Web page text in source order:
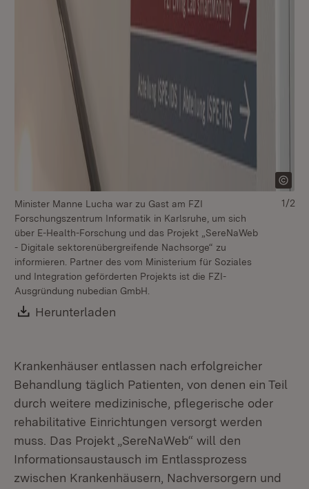
Minister Manne Lucha war zu Gast am FZI
Forschungszentrum Informatik in Karlsruhe, um sich
über E-Health-Forschung und das Projekt „SereNaWeb
- Digitale sektorenübergreifende Nachsorge“ zu
informieren. Partner des vom Ministerium für Soziales
und Integration geförderten Projekts ist die FZI-
Ausgründung nubedian GmbH.
Download:
Herunterladen
1/2
Krankenhäuser entlassen nach erfolgreicher
Behandlung täglich Patienten, von denen ein Teil
durch weitere medizinische, pflegerische oder
rehabilitative Einrichtungen versorgt werden
muss. Das Projekt „SereNaWeb“ will den
Informationsaustausch im Entlassprozess
zwischen Krankenhäusern, Nachversorgern und